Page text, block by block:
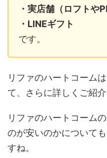
・実店舗（ロフトや
・LINEギフト
です。
リファのハートコーム
て、さらに詳しくご紹介
リファのハートコーム
のが安いのかについて
すね。